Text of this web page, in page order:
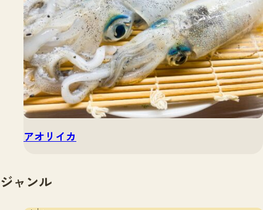
アオリイカ
ジャンル